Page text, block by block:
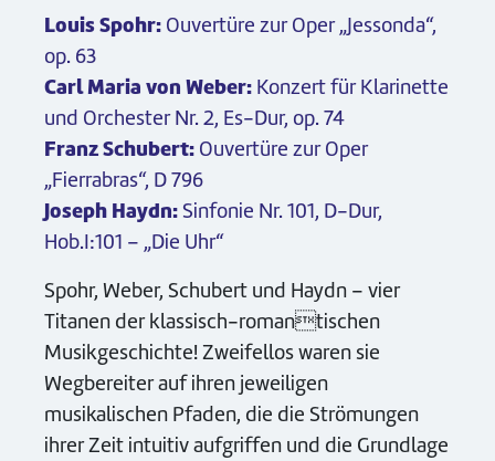
Louis Spohr: Ouvertüre zur Oper „Jessonda“,
op. 63
Carl Maria von Weber: Konzert für Klarinette
und Orchester Nr. 2, Es-Dur, op. 74
Franz Schubert: Ouvertüre zur Oper
„Fierrabras“, D 796
Joseph Haydn: Sinfonie Nr. 101, D-Dur,
Hob.I:101 – „Die Uhr“
Spohr, Weber, Schubert und Haydn – vier
Titanen der klassisch-romantischen
Musikgeschichte! Zweifellos waren sie
Wegbereiter auf ihren jeweiligen
musikalischen Pfaden, die die Strömungen
ihrer Zeit intuitiv aufgriffen und die Grundlage